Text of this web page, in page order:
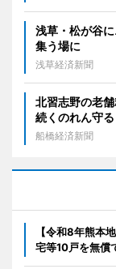
浅草・松が谷
集う場に
浅草経済新聞
北習志野の老
続くのれん守る
船橋経済新聞
【令和8年熊本
宅等10戸を無償